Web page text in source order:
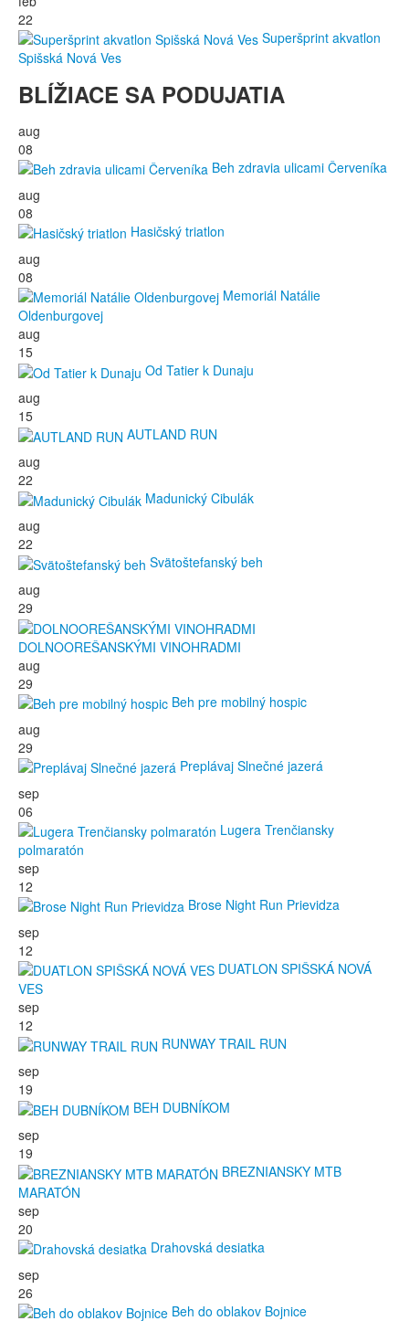
22
Superšprint akvatlon
Spišská Nová Ves
BLÍŽIACE SA PODUJATIA
aug
08
Beh zdravia ulicami Červeníka
aug
08
Hasičský triatlon
aug
08
Memoriál Natálie
Oldenburgovej
aug
15
Od Tatier k Dunaju
aug
15
AUTLAND RUN
aug
22
Madunický Cibulák
aug
22
Svätoštefanský beh
aug
29
DOLNOOREŠANSKÝMI VINOHRADMI
aug
29
Beh pre mobilný hospic
aug
29
Preplávaj Slnečné jazerá
sep
06
Lugera Trenčiansky
polmaratón
sep
12
Brose Night Run Prievidza
sep
12
DUATLON SPIŠSKÁ NOVÁ
VES
sep
12
RUNWAY TRAIL RUN
sep
19
BEH DUBNÍKOM
sep
19
BREZNIANSKY MTB
MARATÓN
sep
20
Drahovská desiatka
sep
26
Beh do oblakov Bojnice